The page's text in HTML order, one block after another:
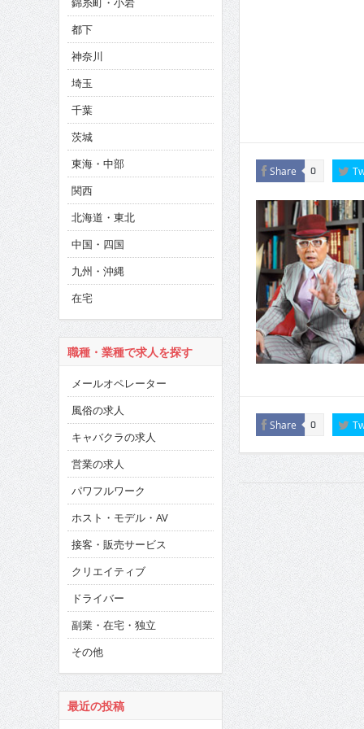
CINEMA×STYLE 286号
CINEMA×STYLE 285号
CINEMA×STYLE 294号
Share 0
Share 0
都下
神奈川
埼玉
千葉
茨城
東海・中部
関西
北海道・東北
中国・四国
九州・沖縄
在宅
職種・業種で求人を探す
メールオペレーター
風俗の求人
キャバクラの求人
営業の求人
パワフルワーク
ホスト・モデル・AV
接客・販売サービス
クリエイティブ
ドライバー
副業・在宅・独立
その他
最近の投稿